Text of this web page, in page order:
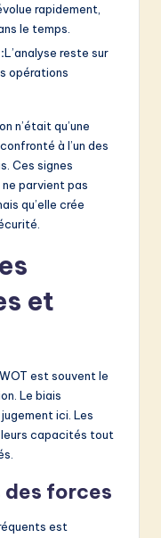
rapidement,
le temps.
L’analyse reste sur
opérations
n’était qu’une
à l’un des
Ces signes
parvient pas
qu’elle crée
et
est souvent le
Le biais
ici. Les
capacités tout
des forces
est